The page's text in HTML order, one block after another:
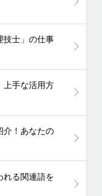
技士」の仕事
上手な活用方
介！あなたの
れる関連語を